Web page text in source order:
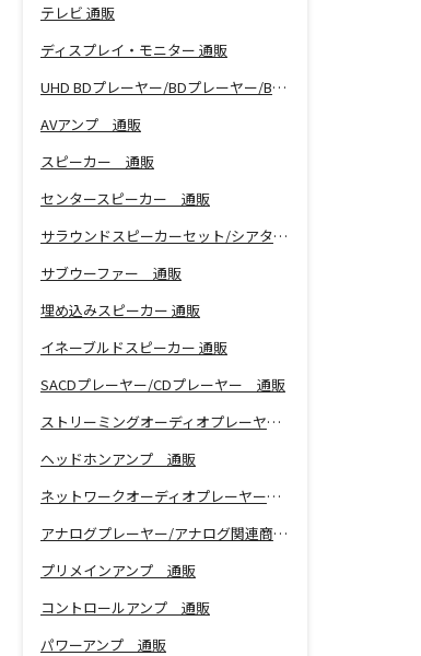
テレビ 通販
ディスプレイ・モニター 通販
UHD BDプレーヤー/BDプレーヤー/BDレコーダー 通販
AVアンプ 通販
スピーカー 通販
センタースピーカー 通販
サラウンドスピーカーセット/シアターバー 通販
サブウーファー 通販
埋め込みスピーカー 通販
イネーブルドスピーカー 通販
SACDプレーヤー/CDプレーヤー 通販
ストリーミングオーディオプレーヤー 通販
ヘッドホンアンプ 通販
ネットワークオーディオプレーヤー 通販
アナログプレーヤー/アナログ関連商品 通販
プリメインアンプ 通販
コントロールアンプ 通販
パワーアンプ 通販